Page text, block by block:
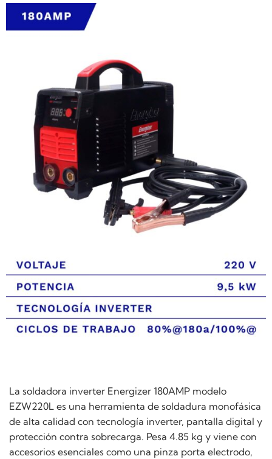
La soldadora inverter Energizer 180AMP modelo
EZW220L es una herramienta de soldadura monofásica
de alta calidad con tecnología inverter, pantalla digital y
protección contra sobrecarga. Pesa 4.85 kg y viene con
accesorios esenciales como una pinza porta electrodo,